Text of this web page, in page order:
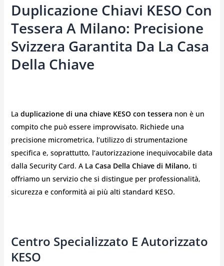
Duplicazione Chiavi KESO Con
Tessera A Milano: Precisione
Svizzera Garantita Da La Casa
Della Chiave
La duplicazione di una chiave KESO con tessera non è un
compito che può essere improvvisato. Richiede una
precisione micrometrica, l’utilizzo di strumentazione
specifica e, soprattutto, l’autorizzazione inequivocabile data
dalla Security Card. A La Casa Della Chiave di Milano, ti
offriamo un servizio che si distingue per professionalità,
sicurezza e conformità ai più alti standard KESO.
Centro Specializzato E Autorizzato
KESO